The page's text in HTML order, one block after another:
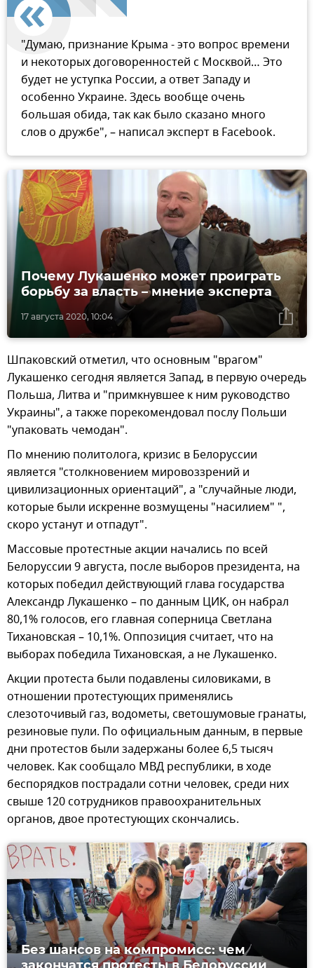
"Думаю, признание Крыма - это вопрос времени
и некоторых договоренностей с Москвой… Это
будет не уступка России, а ответ Западу и
особенно Украине. Здесь вообще очень
большая обида, так как было сказано много
слов о дружбе", – написал эксперт в Facebook.
17 августа 2020, 10:04
Почему Лукашенко может проиграть
борьбу за власть – мнение эксперта
Шпаковский отметил, что основным "врагом"
Лукашенко сегодня является Запад, в первую очередь
Польша, Литва и "примкнувшее к ним руководство
Украины", а также порекомендовал послу Польши
"упаковать чемодан".
По мнению политолога, кризис в Белоруссии
является "столкновением мировоззрений и
цивилизационных ориентаций", а "случайные люди,
которые были искренне возмущены "насилием" ",
скоро устанут и отпадут".
Массовые протестные акции начались по всей
Белоруссии 9 августа, после выборов президента, на
которых победил действующий глава государства
Александр Лукашенко – по данным ЦИК, он набрал
80,1% голосов, его главная соперница Светлана
Тихановская – 10,1%. Оппозиция считает, что на
выборах победила Тихановская, а не Лукашенко.
Акции протеста были подавлены силовиками, в
отношении протестующих применялись
слезоточивый газ, водометы, светошумовые гранаты,
резиновые пули. По официальным данным, в первые
дни протестов были задержаны более 6,5 тысяч
человек. Как сообщало МВД республики, в ходе
беспорядков пострадали сотни человек, среди них
свыше 120 сотрудников правоохранительных
органов, двое протестующих скончались.
Без шансов на компромисс: чем